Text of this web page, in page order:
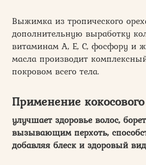
Выжимка из тропического
дополнительную выработку
витаминам А, Е, С, фосфору и
масла производит
покровом всего тела.
Применение
улучшает здоровье волос,
вызывающим перхоть,
добавляя блеск и здоровый